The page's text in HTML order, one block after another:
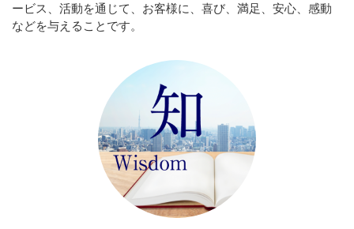
ービス、活動を通じて、お客様に、喜び、満足、安心、感動
などを与えることです。